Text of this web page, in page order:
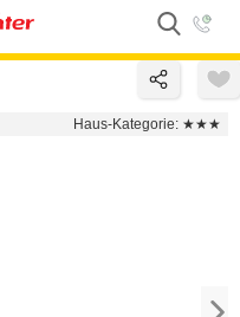
Haus-Kategorie: ★★★